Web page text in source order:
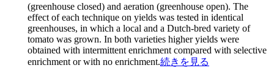
(greenhouse closed) and aeration (greenhouse open). The
effect of each technique on yields was tested in identical
greenhouses, in which a local and a Dutch-bred variety of
tomato was grown. In both varieties higher yields were
obtained with intermittent enrichment compared with selective
enrichment or with no enrichment.続きを見る